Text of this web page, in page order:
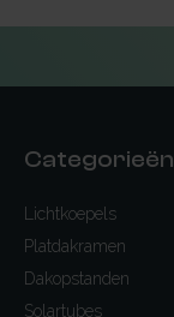
Categorieën
Lichtkoepels
Platdakramen
Dakopstanden
Solartubes